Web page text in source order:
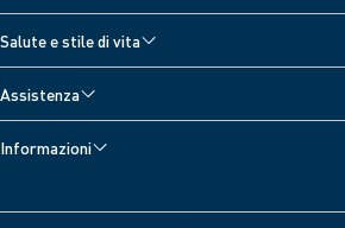
Misuratore di pressione da polso
Misuratore pressione da braccio
Nebulizzatori (Aerosol) e Ossimetro
Dispositivi per il trattamento del dolore
Accessori per nebulizzatori
Accessori per dispositivi per il trattamento del
Accessori termometro
Salute e stile di vita
Diario Della Pressione Arteriosa
Fibrillazione Atriale
Assistenza
Sviluppatori
Informazioni